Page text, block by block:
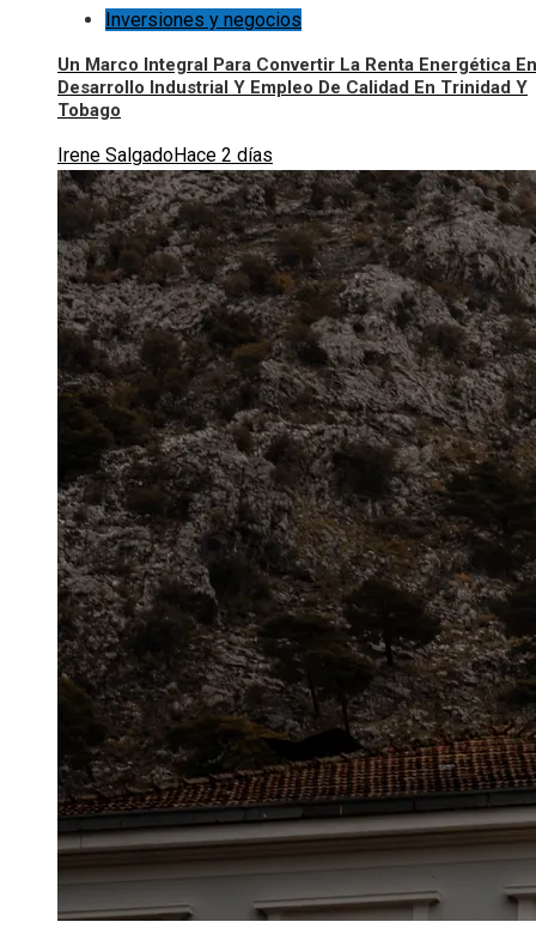
Inversiones y negocios
Un Marco Integral Para Convertir La Renta Energética En
Desarrollo Industrial Y Empleo De Calidad En Trinidad Y
Tobago
Irene SalgadoHace 2 días